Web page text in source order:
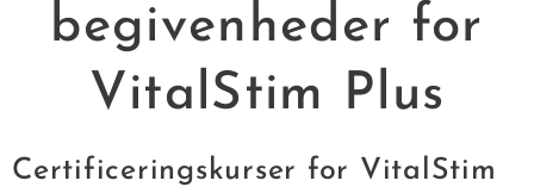
begivenheder for
VitalStim Plus
Certificeringskurser for VitalStim